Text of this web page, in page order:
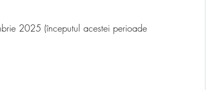
2025 (începutul acestei perioade